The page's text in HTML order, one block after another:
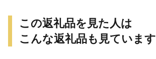
ト アイス 牛乳 送料無料
この返礼品を見た人は
こんな返礼品も見ています